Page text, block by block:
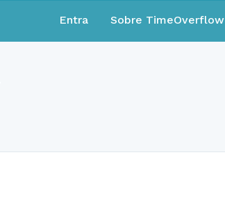
Entra Sobre TimeOverflow